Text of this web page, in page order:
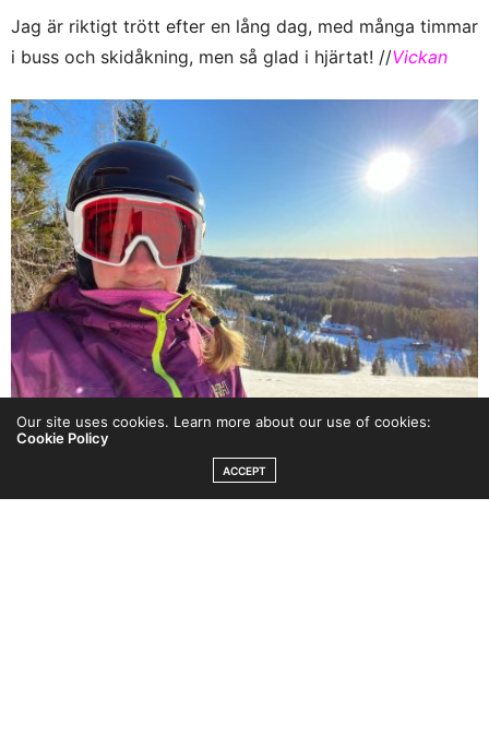
Jag är riktigt trött efter en lång dag, med många timmar
i buss och skidåkning, men så glad i hjärtat! //Vickan
Our site uses cookies. Learn more about our use of cookies:
Cookie Policy
ACCEPT